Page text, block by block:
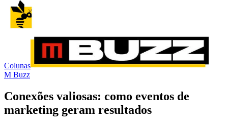
Colunas
M Buzz
Conexões valiosas: como eventos de
marketing geram resultados